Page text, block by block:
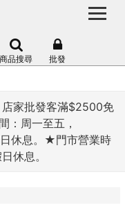
家批發客滿$2500免
：周一至五，
休息。★門市營業時
休息。
商品搜尋 批發